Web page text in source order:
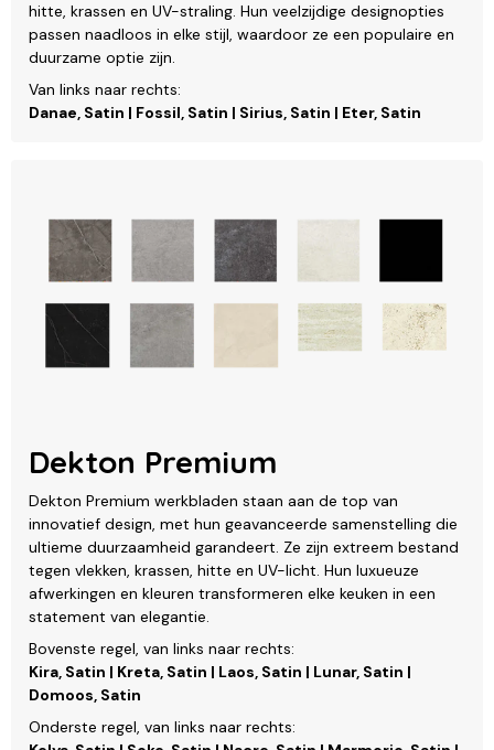
hitte, krassen en UV-straling. Hun veelzijdige designopties
passen naadloos in elke stijl, waardoor ze een populaire en
duurzame optie zijn.
Van links naar rechts:
Danae, Satin | Fossil, Satin | Sirius, Satin | Eter, Satin
Dekton Premium
Dekton Premium werkbladen staan aan de top van
innovatief design, met hun geavanceerde samenstelling die
ultieme duurzaamheid garandeert. Ze zijn extreem bestand
tegen vlekken, krassen, hitte en UV-licht. Hun luxueuze
afwerkingen en kleuren transformeren elke keuken in een
statement van elegantie.
Bovenste regel, van links naar rechts:
Kira, Satin | Kreta, Satin | Laos, Satin | Lunar, Satin |
Domoos, Satin
Onderste regel, van links naar rechts: